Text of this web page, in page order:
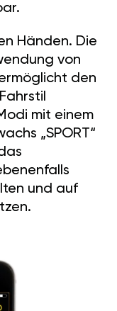
Händen. Die
von
den
mit einem
„SPORT“
und auf